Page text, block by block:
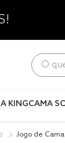
O que
KINGCAMA
Jogo de